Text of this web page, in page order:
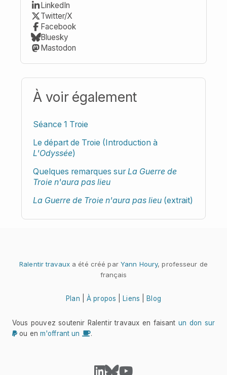
LinkedIn
Twitter/X
Facebook
Bluesky
Mastodon
À voir également
Séance 1 Troie
Le départ de Troie (Introduction à
L'Odyssée)
Quelques remarques surLa Guerre de
Troie n'aura pas lieu
La Guerre de Troie n'aura pas lieu (extrait)
Ralentir travauxa été créé par Yann Houry, professeur de
français
Plan |À propos Liens Blog
Vous pouvez soutenir Ralentir travaux en faisant un don sur
ou en m'offrant un .